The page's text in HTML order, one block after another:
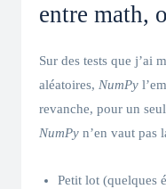
entre math,
Sur des tests que j’ai
aléatoires, NumPy
revanche, pour un
NumPy n’en vaut pas
Petit lot (quelques